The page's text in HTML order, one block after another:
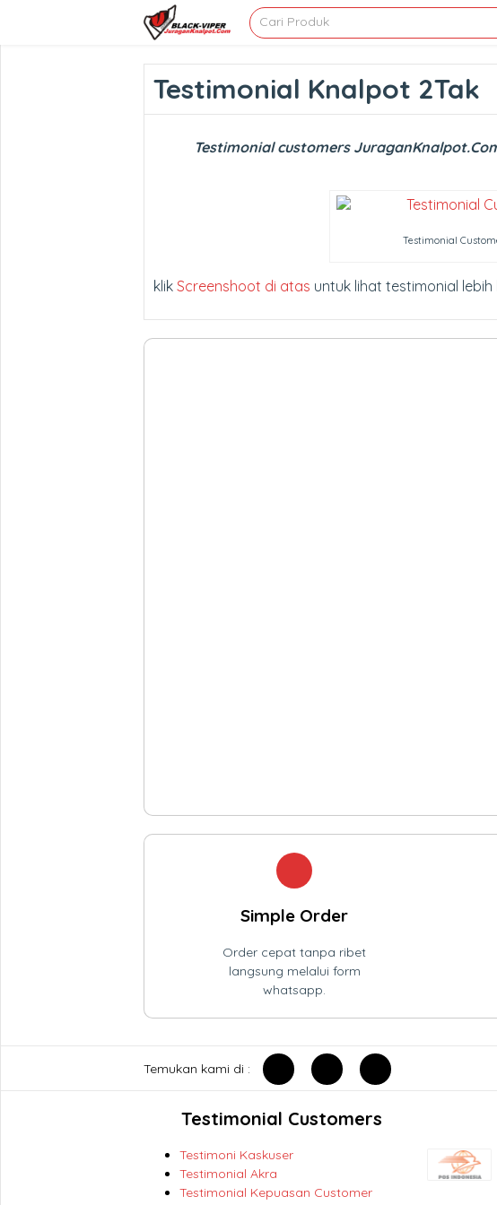
Testimonial Knalpot 2Tak
Testimonial customers
Testimonial
klik Screenshoot di atas untuk lihat testimonial
Simple Order
Order cepat tanpa ribet
langsung melalui form
whatsapp.
Temukan kami di :
Testimonial Customers
Testimoni Kaskuser
Testimonial Akra
Testimonial Kepuasan Customer